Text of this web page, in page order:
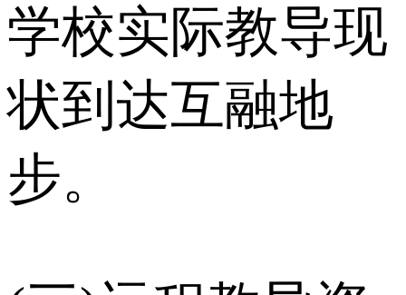
学校实际教导现
状到达互融地
步。